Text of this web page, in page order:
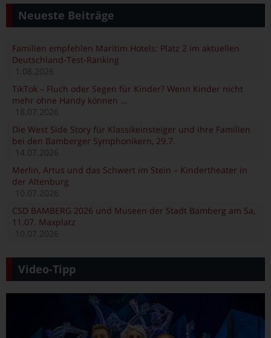
Neueste Beiträge
Familien empfehlen Maritim Hotels: Platz 2 im aktuellen
Deutschland-Test-Ranking
1.08.2026
TikTok – Fluch oder Segen für Kinder? Wenn Kinder nicht
mehr ohne Handy können …
18.07.2026
Die West Side Story für Klassikeinsteiger und ihre Familien
bei den Bamberger Symphonikern, 29.7.
14.07.2026
Merlin, Artus und das Schwert im Stein – Kindertheater in
der Altenburg
10.07.2026
CSD BAMBERG 2026 und Museen der Stadt Bamberg am Sa,
11.07. Maxplatz
10.07.2026
Video-Tipp